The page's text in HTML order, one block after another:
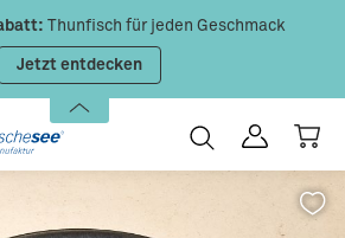
Thunfisch für jeden Geschmack
Jetzt entdecken